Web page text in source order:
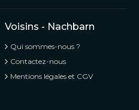
Voisins - Nachbarn
Qui sommes-nous ?
Contactez-nous
Mentions légales et CGV